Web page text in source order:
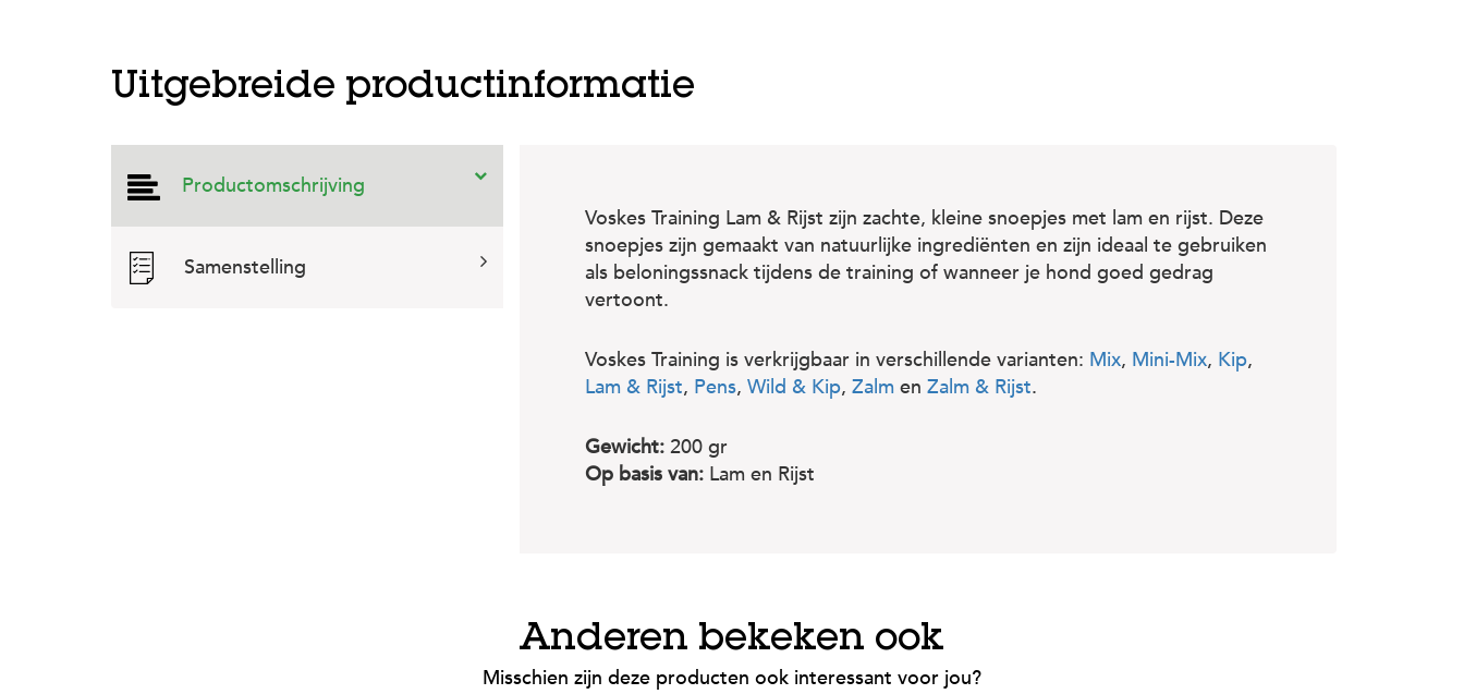
Uitgebreide productinformatie
Productomschrijving
Samenstelling
Voskes Training Lam & Rijst zijn zachte, kleine snoepjes met lam en rijst. Deze
snoepjes zijn gemaakt van natuurlijke ingrediënten en zijn ideaal te gebruiken
als beloningssnack tijdens de training of wanneer je hond goed gedrag
vertoont.
Voskes Training is verkrijgbaar in verschillende varianten: Mix, Mini-Mix, Kip,
Lam & Rijst, Pens, Wild & Kip, Zalm en Zalm & Rijst.
Gewicht: 200 gr
Op basis van: Lam en Rijst
Anderen bekeken ook
Misschien zijn deze producten ook interessant voor jou?